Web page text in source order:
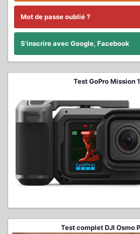
Mot de passe oublié ?
S'inscrire avec Google, Facebook
Test GoPro Mission
Test complet DJI Osmo